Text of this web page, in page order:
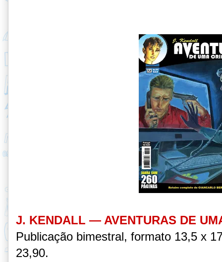
J. KENDALL — AVENTURAS DE
Publicação bimestral, formato 13,5 x
23,90.